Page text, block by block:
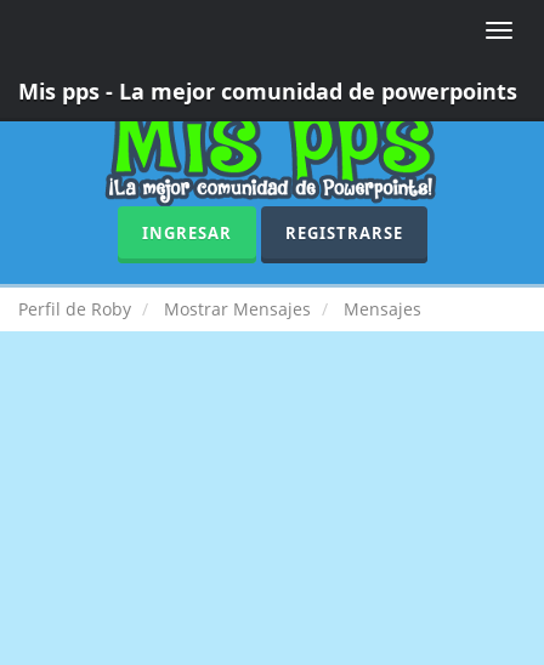
Toggle
Mis pps - La mejor comunidad de powerpoints
INGRESAR REGISTRARSE
Perfil de Roby Mostrar Mensajes Mensajes